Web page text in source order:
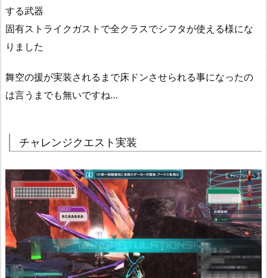
する武器
固有ストライクガストで全クラスでシフタが使える様にな
りました
舞空の援が実装されるまで床ドンさせられる事になったの
は言うまでも無いですね…
チャレンジクエスト実装